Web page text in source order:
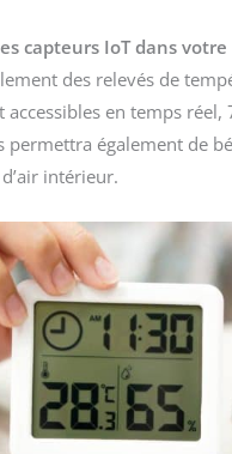
capteurs IoT dans
des relevés de
accessibles en temps
permettra également de
intérieur.